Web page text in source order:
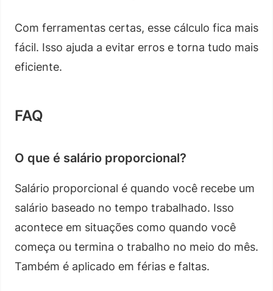
Com ferramentas certas, esse cálculo fica mais
fácil. Isso ajuda a evitar erros e torna tudo mais
eficiente.
FAQ
O que é salário proporcional?
Salário proporcional é quando você recebe um
salário baseado no tempo trabalhado. Isso
acontece em situações como quando você
começa ou termina o trabalho no meio do mês.
Também é aplicado em férias e faltas.